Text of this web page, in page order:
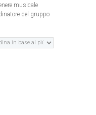
musicale
del gruppo